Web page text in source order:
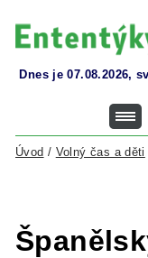
Dnes je 07.08.2026,
Úvod / Volný čas a děti